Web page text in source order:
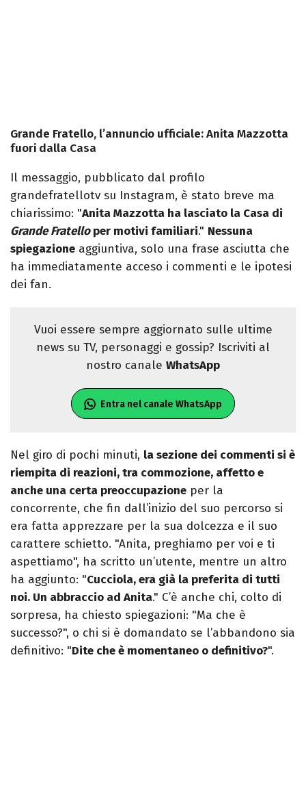
Grande Fratello, l’annuncio ufficiale: Anita Mazzotta
fuori dalla Casa
Il messaggio, pubblicato dal profilo
grandefratellotv su Instagram, è stato breve ma
chiarissimo: "Anita Mazzotta ha lasciato la Casa di
Grande Fratelloper motivi familiari." Nessuna
spiegazione aggiuntiva, solo una frase asciutta che
ha immediatamente acceso i commenti e le ipotesi
dei fan.
Vuoi essere sempre aggiornato sulle ultime
news su TV, personaggi e gossip? Iscriviti al
nostro canale WhatsApp
Entra nel canale WhatsApp
Nel giro di pochi minuti, la sezione dei commenti si è
riempita di reazioni, tra commozione, affetto e
anche una certa preoccupazione per la
concorrente, che fin dall’inizio del suo percorso si
era fatta apprezzare per la sua dolcezza e il suo
carattere schietto. "Anita, preghiamo per voi e ti
aspettiamo", ha scritto un’utente, mentre un altro
ha aggiunto: "Cucciola, era già la preferita di tutti
noi. Un abbraccio ad Anita." C’è anche chi, colto di
sorpresa, ha chiesto spiegazioni: "Ma che è
successo?", o chi si è domandato se l’abbandono sia
definitivo: "Dite che è momentaneo o definitivo?".